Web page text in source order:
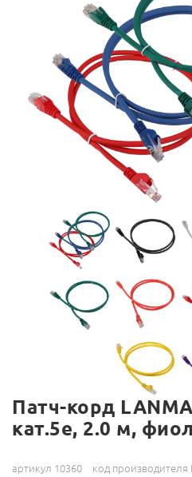
Патч-корд
кат.5e, 2.0 м,
артикул 10360 код производителя